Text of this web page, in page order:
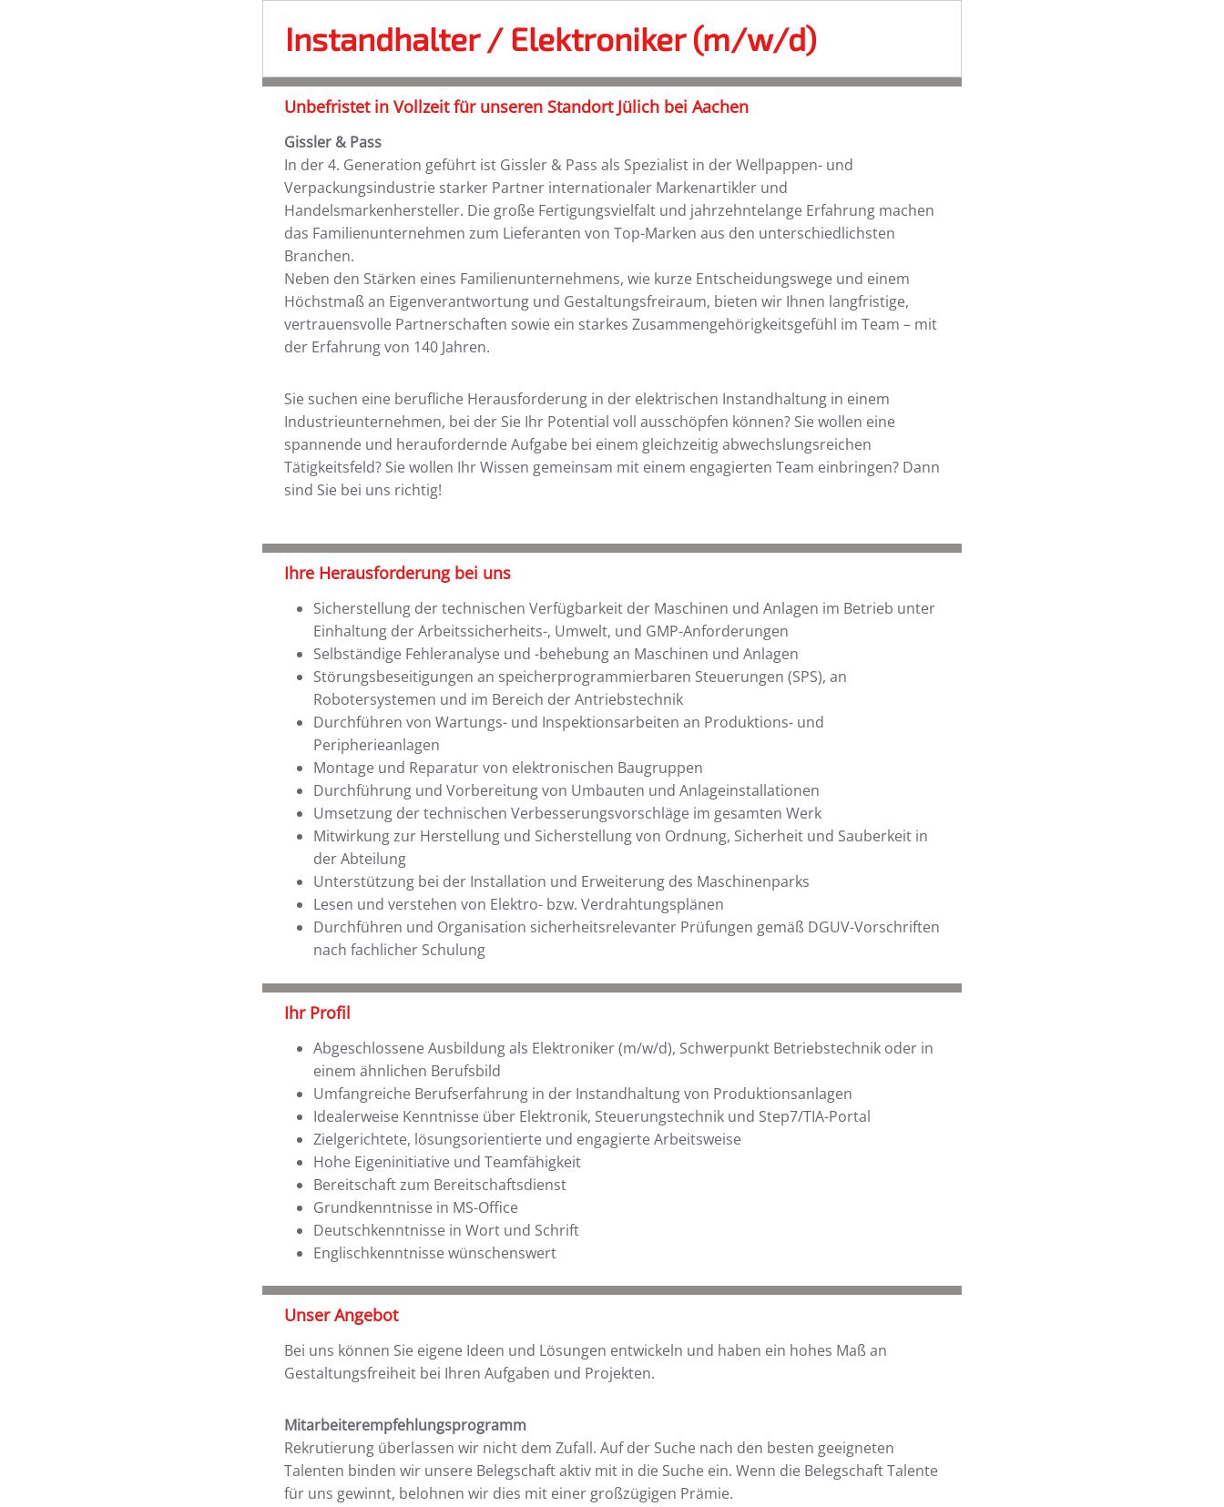
Instandhalter / Elektroniker (m/w/d)
Unbefristet in Vollzeit für unseren Standort Jülich bei Aachen
Gissler & Pass
In der 4. Generation geführt ist Gissler & Pass als Spezialist in der Wellpappen- und
Verpackungsindustrie starker Partner internationaler Markenartikler und
Handelsmarkenhersteller. Die große Fertigungsvielfalt und jahrzehntelange Erfahrung machen
das Familienunternehmen zum Lieferanten von Top-Marken aus den unterschiedlichsten
Branchen.
Neben den Stärken eines Familienunternehmens, wie kurze Entscheidungswege und einem
Höchstmaß an Eigenverantwortung und Gestaltungsfreiraum, bieten wir Ihnen langfristige,
vertrauensvolle Partnerschaften sowie ein starkes Zusammengehörigkeitsgefühl im Team – mit
der Erfahrung von 140 Jahren.
Sie suchen eine berufliche Herausforderung in der elektrischen Instandhaltung in einem
Industrieunternehmen, bei der Sie Ihr Potential voll ausschöpfen können? Sie wollen eine
spannende und heraufordernde Aufgabe bei einem gleichzeitig abwechslungsreichen
Tätigkeitsfeld? Sie wollen Ihr Wissen gemeinsam mit einem engagierten Team einbringen? Dann
sind Sie bei uns richtig!
Ihre Herausforderung bei uns
Sicherstellung der technischen Verfügbarkeit der Maschinen und Anlagen im Betrieb unter
Einhaltung der Arbeitssicherheits-, Umwelt, und GMP-Anforderungen
Selbständige Fehleranalyse und -behebung an Maschinen und Anlagen
Störungsbeseitigungen an speicherprogrammierbaren Steuerungen (SPS), an
Robotersystemen und im Bereich der Antriebstechnik
Durchführen von Wartungs- und Inspektionsarbeiten an Produktions- und
Peripherieanlagen
Montage und Reparatur von elektronischen Baugruppen
Durchführung und Vorbereitung von Umbauten und Anlageinstallationen
Umsetzung der technischen Verbesserungsvorschläge im gesamten Werk
Mitwirkung zur Herstellung und Sicherstellung von Ordnung, Sicherheit und Sauberkeit in
der Abteilung
Unterstützung bei der Installation und Erweiterung des Maschinenparks
Lesen und verstehen von Elektro- bzw. Verdrahtungsplänen
Durchführen und Organisation sicherheitsrelevanter Prüfungen gemäß DGUV-Vorschriften
nach fachlicher Schulung
Ihr Profil
Abgeschlossene Ausbildung als Elektroniker (m/w/d), Schwerpunkt Betriebstechnik oder in
einem ähnlichen Berufsbild
Umfangreiche Berufserfahrung in der Instandhaltung von Produktionsanlagen
Idealerweise Kenntnisse über Elektronik, Steuerungstechnik und Step7/TIA-Portal
Zielgerichtete, lösungsorientierte und engagierte Arbeitsweise
Hohe Eigeninitiative und Teamfähigkeit
Bereitschaft zum Bereitschaftsdienst
Grundkenntnisse in MS-Office
Deutschkenntnisse in Wort und Schrift
Englischkenntnisse wünschenswert
Unser Angebot
Bei uns können Sie eigene Ideen und Lösungen entwickeln und haben ein hohes Maß an
Gestaltungsfreiheit bei Ihren Aufgaben und Projekten.
Mitarbeiterempfehlungsprogramm
Rekrutierung überlassen wir nicht dem Zufall. Auf der Suche nach den besten geeigneten
Talenten binden wir unsere Belegschaft aktiv mit in die Suche ein. Wenn die Belegschaft Talente
für uns gewinnt, belohnen wir dies mit einer großzügigen Prämie.